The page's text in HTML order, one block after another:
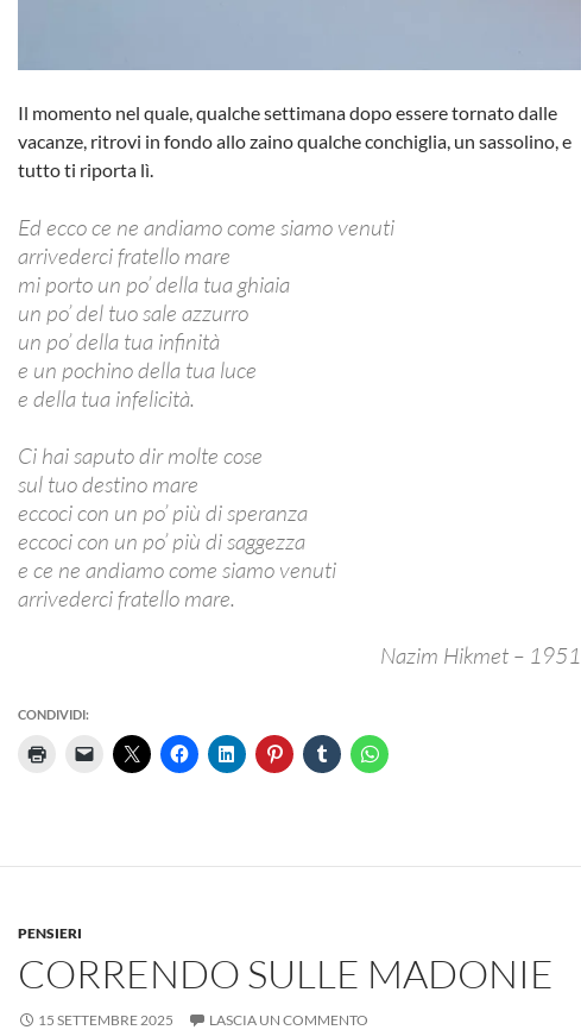
Il momento nel quale, qualche settimana dopo essere tornato dalle
vacanze, ritrovi in fondo allo zaino qualche conchiglia, un sassolino, e
tutto ti riporta lì.
Ed ecco ce ne andiamo come siamo venuti
arrivederci fratello mare
mi porto un po’ della tua ghiaia
un po’ del tuo sale azzurro
un po’ della tua infinità
e un pochino della tua luce
e della tua infelicità.
Ci hai saputo dir molte cose
sul tuo destino mare
eccoci con un po’ più di speranza
eccoci con un po’ più di saggezza
e ce ne andiamo come siamo venuti
arrivederci fratello mare.
Nazim Hikmet – 1951
CONDIVIDI:
PENSIERI
CORRENDO SULLE MADONIE
15 SETTEMBRE 2025 LASCIA UN COMMENTO